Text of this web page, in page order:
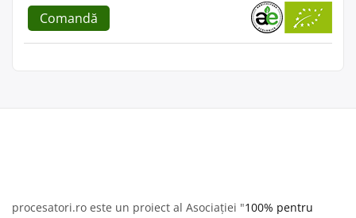
Comandă
procesatori.ro este un proiect al Asociației "100% pentru